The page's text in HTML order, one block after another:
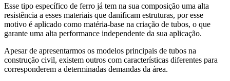
Esse tipo específico de ferro já tem na sua composição uma alta
resistência a esses materiais que danificam estruturas, por esse
motivo é aplicado como matéria-base na criação de tubos, o que
garante uma alta performance independente da sua aplicação.
Apesar de apresentarmos os modelos principais de tubos na
construção civil, existem outros com características diferentes para
corresponderem a determinadas demandas da área.